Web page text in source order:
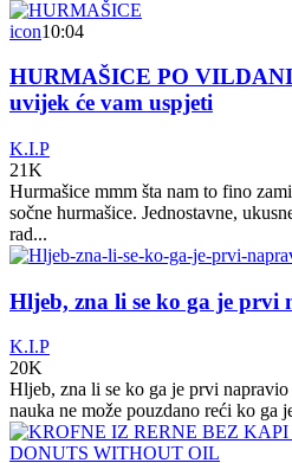
icon10:04
HURMAŠICE PO
uvijek će vam uspjeti
K.I.P
21K
Hurmašice mmm šta nam to fino
sočne hurmašice. Jednostavne,
rad...
Hljeb, zna li se ko ga je prvi
K.I.P
20K
Hljeb, zna li se ko ga je prvi
nauka ne može pouzdano reći ko ga